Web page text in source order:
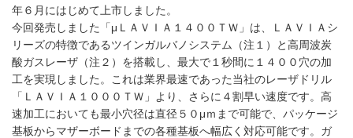
年６月にはじめて上市しました。
今回発売しました「μＬＡＶＩＡ１４００ＴＷ」は、ＬＡＶＩＡシ
リーズの特徴であるツインガルバノシステム（注１）と高周波炭
酸ガスレーザ（注２）を搭載し、最大で１秒間に１４００穴の加
工を実現しました。これは業界最速であった当社のレーザドリル
「ＬＡＶＩＡ１０００ＴＷ」より、さらに４割早い速度です。高
速加工においても最小穴径は直径５０μｍまで可能で、パッケージ
基板からマザーボードまでの各種基板へ幅広く対応可能です。ガ